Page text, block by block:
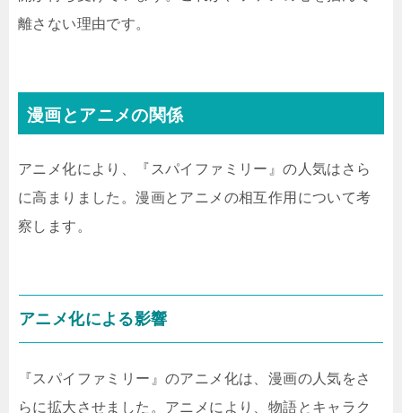
離さない理由です。
漫画とアニメの関係
アニメ化により、『スパイファミリー』の人気はさら
に高まりました。漫画とアニメの相互作用について考
察します。
アニメ化による影響
『スパイファミリー』のアニメ化は、漫画の人気をさ
らに拡大させました。アニメにより、物語とキャラク